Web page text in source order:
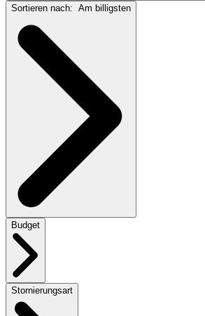
Sortieren nach: Am billigsten
Budget
Stornierungsart